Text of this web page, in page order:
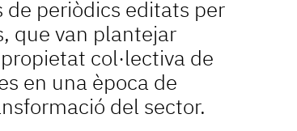
de periòdics editats per
que van plantejar
propietat col·lectiva de
en una època de
del sector.